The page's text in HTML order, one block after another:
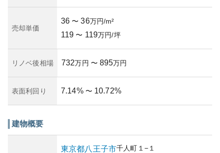
の活動状況によって影響を受ける可能性があるため、事前
ョン購入時には、地震や天災に対する耐久性の評価も重要
なポイントとして挙げられます。
売却単価
36 〜 36万円/m²
119 〜 119万円/坪
リノベ後相場 732万円 〜 895万円
表面利回り 7.14% 〜 10.72%
建物概要
東京都八王子市千人町 １−１